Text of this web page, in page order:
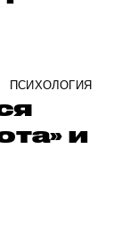
ПСИХОЛОГИЯ
и